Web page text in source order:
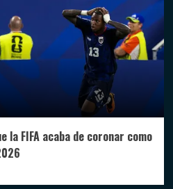
la FIFA acaba de coronar como